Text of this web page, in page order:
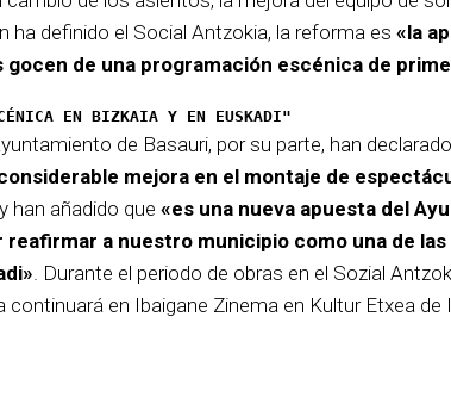
ha definido el Social Antzokia, la reforma es «la
gocen de una programación escénica de
EN BIZKAIA Y EN EUSKADI"
de Basauri, por su parte, han
mejora en el montaje de
y han añadido que «es una nueva apuesta del
reafirmar a nuestro municipio como una de
. Durante el periodo de obras en el Sozial
en Ibaigane Zinema en Kultur Etxea de